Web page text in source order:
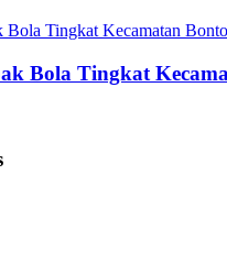
Bola Tingkat